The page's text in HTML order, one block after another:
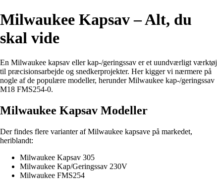
Milwaukee Kapsav – Alt, du
skal vide
En Milwaukee kapsav eller kap-/geringssav er et uundværligt værktøj
til præcisionsarbejde og snedkerprojekter. Her kigger vi nærmere på
nogle af de populære modeller, herunder Milwaukee kap-/geringssav
M18 FMS254-0.
Milwaukee Kapsav Modeller
Der findes flere varianter af Milwaukee kapsave på markedet,
heriblandt:
Milwaukee Kapsav 305
Milwaukee Kap/Geringssav 230V
Milwaukee FMS254